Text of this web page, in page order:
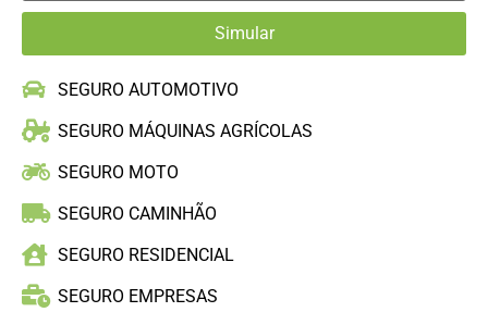
SEGURO AUTOMOTIVO
SEGURO MÁQUINAS AGRÍCOLAS
SEGURO MOTO
SEGURO CAMINHÃO
SEGURO RESIDENCIAL
SEGURO EMPRESAS